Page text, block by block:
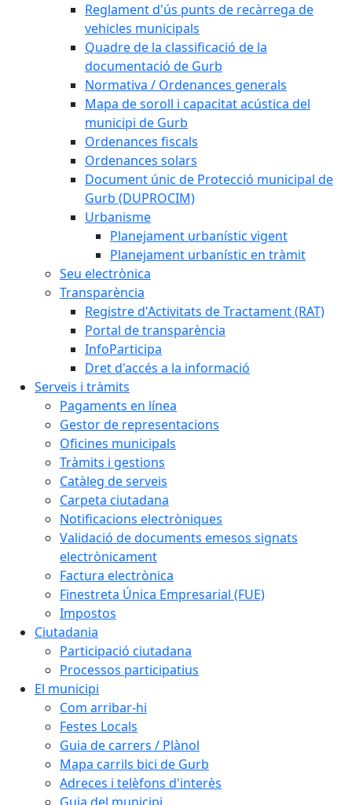
Reglament d'ús punts de recàrrega de
vehicles municipals
Quadre de la classificació de la
documentació de Gurb
Normativa / Ordenances generals
Mapa de soroll i capacitat acústica del
municipi de Gurb
Ordenances fiscals
Ordenances solars
Document únic de Protecció municipal de
Gurb (DUPROCIM)
Urbanisme
Planejament urbanístic vigent
Planejament urbanístic en tràmit
Seu electrònica
Transparència
Registre d'Activitats de Tractament (RAT)
Portal de transparència
InfoParticipa
Dret d'accés a la informació
Serveis i tràmits
Pagaments en línea
Gestor de representacions
Oficines municipals
Tràmits i gestions
Catàleg de serveis
Carpeta ciutadana
Notificacions electròniques
Validació de documents emesos signats
electrònicament
Factura electrònica
Finestreta Única Empresarial (FUE)
Impostos
Ciutadania
Participació ciutadana
Processos participatius
El municipi
Com arribar-hi
Festes Locals
Guia de carrers / Plànol
Mapa carrils bici de Gurb
Adreces i telèfons d'interès